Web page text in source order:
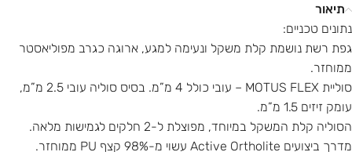
תיאור
נתונים טכניים:
גפת רשת נושמת קלת משקל ונעימה למגע, ארוגה כגרב מפוליאסטר
ממוחזר.
סוליית MOTUS FLEX – עובי כולל 4 מ”מ. בסיס סוליה עובי 2.5 מ”מ,
עומק זיזים 1.5 מ”מ.
הסוליה קלת המשקל במיוחד, מפוצלת ל-2 חלקים לגמישות מלאה.
מדרך ביצועים Active Ortholite עשוי מ-98% קצף PU ממוחזר.